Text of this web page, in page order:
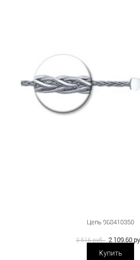
Цепь 968410350
3 516 руб. 2 109.60
Купить